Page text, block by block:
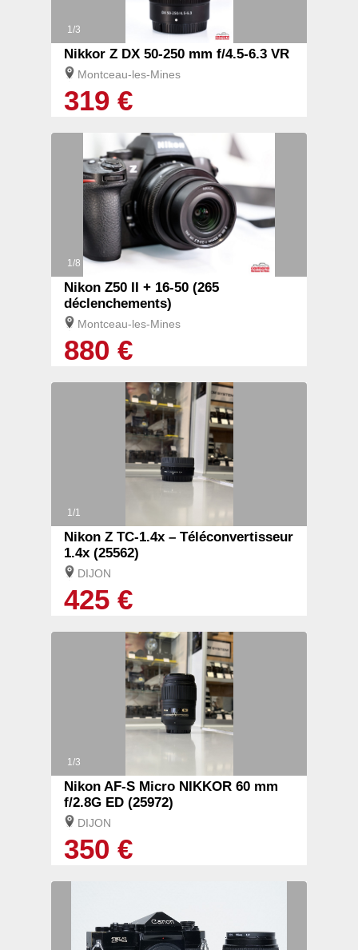
1/3
Nikkor Z DX 50-250 mm f/4.5-6.3 VR
Montceau-les-Mines
319 €
1/8
Nikon Z50 II + 16-50 (265
déclenchements)
Montceau-les-Mines
880 €
1/1
Nikon Z TC-1.4x – Téléconvertisseur
1.4x (25562)
DIJON
425 €
1/3
Nikon AF-S Micro NIKKOR 60 mm
f/2.8G ED (25972)
DIJON
350 €